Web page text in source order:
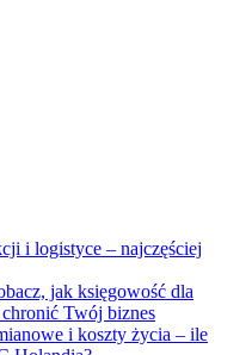
i logistyce – najczęściej
jak księgowość dla
Twój biznes
i koszty życia – ile